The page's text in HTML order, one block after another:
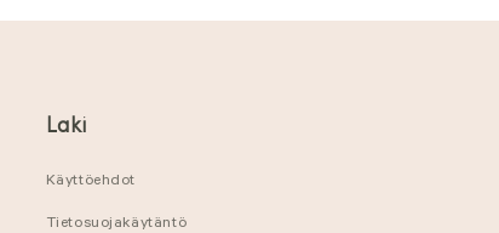
Laki
Käyttöehdot
Tietosuojakäytäntö